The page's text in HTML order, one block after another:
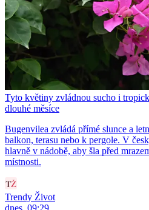
Tyto květiny zvládnou sucho i
dlouhé měsíce
Bugenvilea zvládá přímé slunce a
balkon, terasu nebo k pergole. V
hlavně v nádobě, aby šla před
místnosti.
Trendy Život
dnes, 09:29